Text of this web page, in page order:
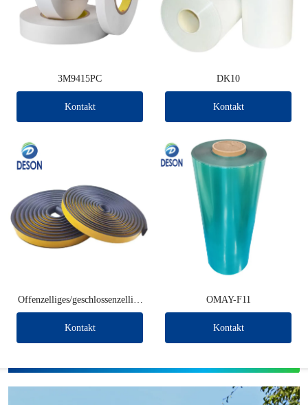
3M9415PC
Kontakt
DK10
Kontakt
Offenzelliges/geschlossenzellige
s EPDM-Schaumband
Kontakt
OMAY-F11
Kontakt